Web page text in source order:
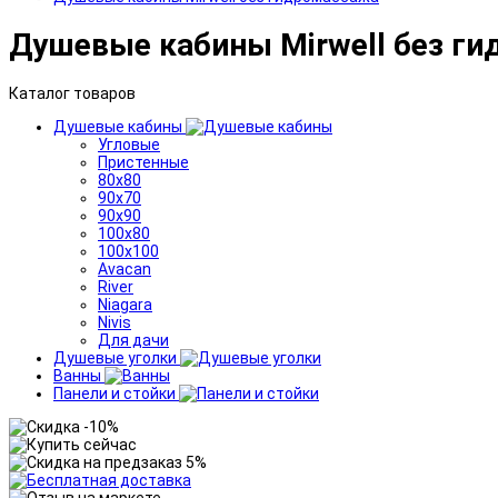
Душевые кабины Mirwell без
Каталог товаров
Душевые кабины
Угловые
Пристенные
80x80
90x70
90x90
100x80
100x100
Avacan
River
Niagara
Nivis
Для дачи
Душевые уголки
Ванны
Панели и стойки